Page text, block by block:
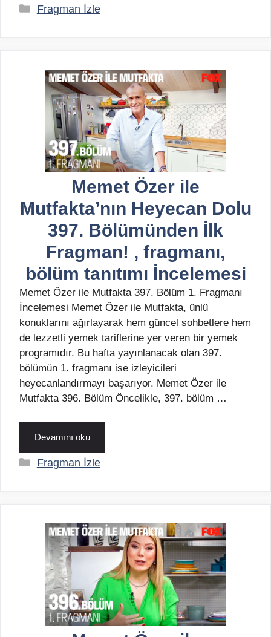
Kategoriler
Fragman İzle
Memet Özer ile
Mutfakta’nın Heyecan Dolu
397. Bölümünden İlk
Fragman! , fragmanı,
bölüm tanıtımı İncelemesi
Memet Özer ile Mutfakta 397. Bölüm 1. Fragmanı
İncelemesi Memet Özer ile Mutfakta, ünlü
konuklarını ağırlayarak hem güncel sohbetlere hem
de lezzetli yemek tariflerine yer veren bir yemek
programıdır. Bu hafta yayınlanacak olan 397.
bölümün 1. fragmanı ise izleyicileri
heyecanlandırmayı başarıyor. Memet Özer ile
Mutfakta 396. Bölüm Öncelikle, 397. bölüm …
Devamını oku
Kategoriler
Fragman İzle